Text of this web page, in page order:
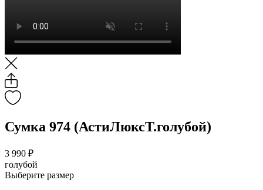
Сумка 974 (АстиЛюксТ.голубой)
3 990 ₽
голубой
Выберите размер